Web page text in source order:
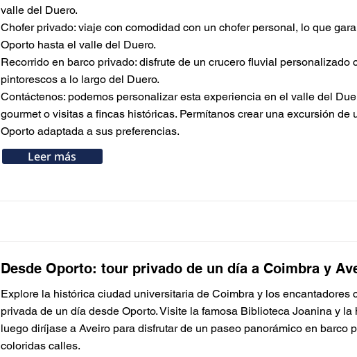
valle del Duero.
Chofer privado: viaje con comodidad con un chofer personal, lo que
Oporto hasta el valle del Duero.
Recorrido en barco privado: disfrute de un crucero fluvial personalizado
pintorescos a lo largo del Duero.
Contáctenos: podemos personalizar esta experiencia en el valle del
gourmet o visitas a fincas históricas. Permítanos crear una excursión
Oporto adaptada a sus preferencias.
Leer más
Button
Button
Button
Button
Button
Button
Button
Button
Button
Desde Oporto: tour privado de un día a Coimbra y
Explore la histórica ciudad universitaria de Coimbra y los encantadores
privada de un día desde Oporto. Visite la famosa Biblioteca Joanina y
luego diríjase a Aveiro para disfrutar de un paseo panorámico en barco
coloridas calles.